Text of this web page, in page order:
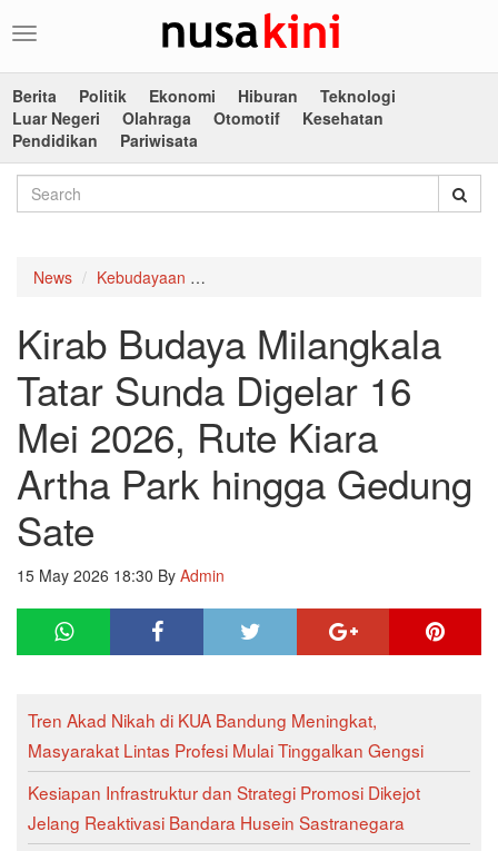
Toggle
Berita
Politik Ekonomi Hiburan
Teknologi
Luar Negeri
Olahraga Otomotif
Kesehatan
Pendidikan
Pariwisata
News Kebudayaan
Kirab Budaya Milangkala
Tatar Sunda Digelar 16
Mei 2026, Rute Kiara
Artha Park hingga Gedung
Sate
15 May 2026 18:30 By Admin
Tren Akad Nikah di KUA Bandung Meningkat,
Masyarakat Lintas Profesi Mulai Tinggalkan Gengsi
Kesiapan Infrastruktur dan Strategi Promosi Dikejot
Jelang Reaktivasi Bandara Husein Sastranegara